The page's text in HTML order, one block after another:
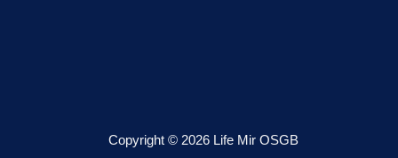
Copyright © 2026 Life Mir OSGB